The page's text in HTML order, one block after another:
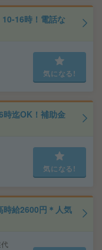
16時！電話な
気になる!
時迄OK！補助金
気になる!
時給2600円＊人気